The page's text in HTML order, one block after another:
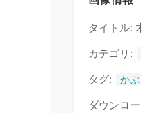
タイトル:
カテゴリ:
タグ: か
ダウンロ